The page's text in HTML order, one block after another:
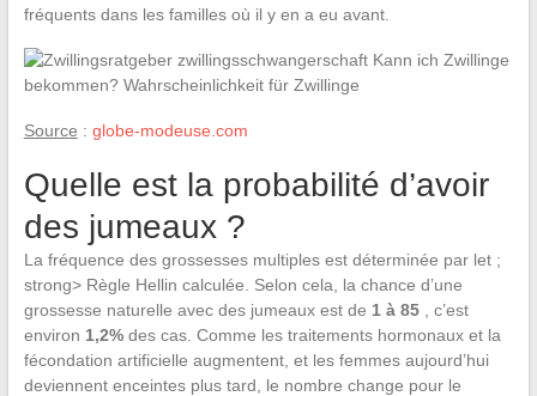
fréquents dans les familles où il y en a eu avant.
Source : globe-modeuse.com
Quelle est la probabilité d’avoir
des jumeaux ?
La fréquence des grossesses multiples est déterminée par let ;
strong> Règle Hellin calculée. Selon cela, la chance d’une
grossesse naturelle avec des jumeaux est de 1 à 85
, c’est
environ 1,2% des cas. Comme les traitements hormonaux et la
fécondation artificielle augmentent, et les femmes aujourd’hui
deviennent enceintes plus tard, le nombre change pour le